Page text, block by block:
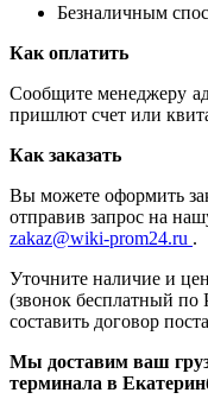
Безналичным
Как оплатить
Сообщите менеджеру
пришлют счет или
Как заказать
Вы можете оформить
отправив запрос на
zakaz@wiki-prom24.ru .
Уточните наличие и
(звонок бесплатный
составить договор
Мы доставим ваш
терминала в